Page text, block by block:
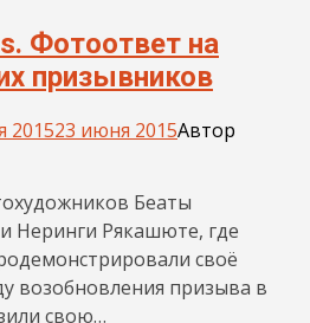
Фотоответ на
призывников
201523 июня 2015Автор
Беаты
Неринги Рякашюте, где
своё
возобновления призыва в
свою…